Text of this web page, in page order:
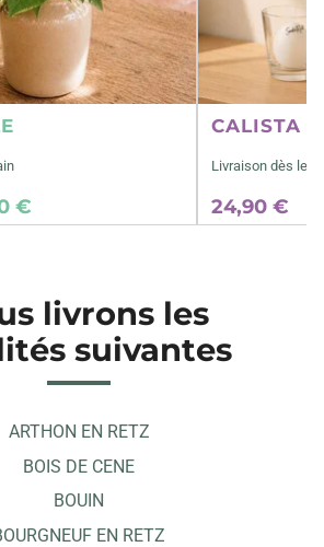
€
CALISTA
Livraison dès le
24,90 €
livrons les
suivantes
ARTHON EN RETZ
BOIS DE CENE
BOUIN
EN RETZ